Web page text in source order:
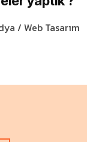
/ Web Tasarım